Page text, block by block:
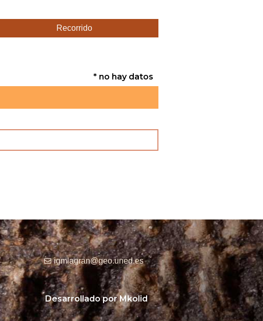
Recorrido
* no hay datos
igmlagran@geo.uned.es
Desarrollado por Mkolid